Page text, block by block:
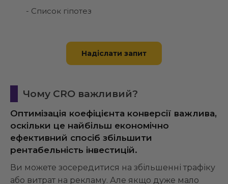
- Список гіпотез
Надіслати запит
Чому CRO важливий?
Оптимізація коефіцієнта конверсії важлива,
оскільки це найбільш економічно
ефективний спосіб збільшити
рентабельність інвестицій.
Ви можете зосередитися на збільшенні трафіку
або витрат на рекламу. Але якщо дуже мало